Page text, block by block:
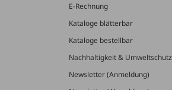
E-Rechnung
Kataloge blätterbar
Kataloge bestellbar
Nachhaltigkeit & Umweltschutz
Newsletter (Anmeldung)